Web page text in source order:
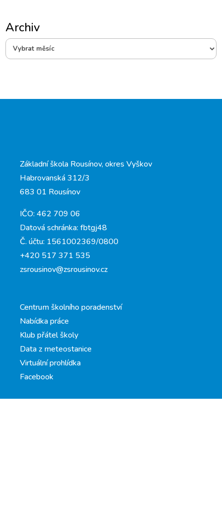
ArchivArchiv
Základní škola Rousínov, okres Vyškov
Habrovanská 312/3
683 01 Rousínov
IČO: 462 709 06
Datová schránka: fbtgj48
Č. účtu: 1561002369/0800
+420 517 371 535
zsrousinov@zsrousinov.cz
Centrum školního poradenství
Nabídka práce
Klub přátel školy
Data z meteostanice
Virtuální prohlídka
Facebook